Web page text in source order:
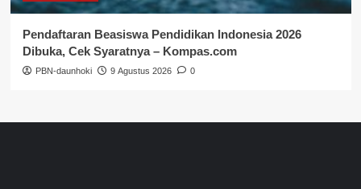
Pendaftaran Beasiswa Pendidikan Indonesia 2026
Dibuka, Cek Syaratnya – Kompas.com
PBN-daunhoki 9 Agustus 2026 0